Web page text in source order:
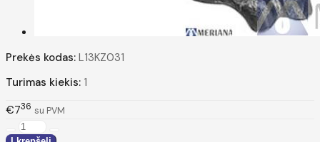
Prekės kodas: L13KZ031
Turimas kiekis: 1
€736 su PVM